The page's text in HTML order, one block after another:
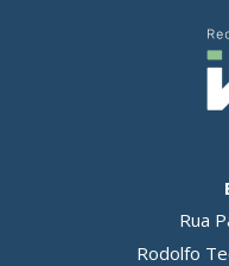
Rua
Rodolfo